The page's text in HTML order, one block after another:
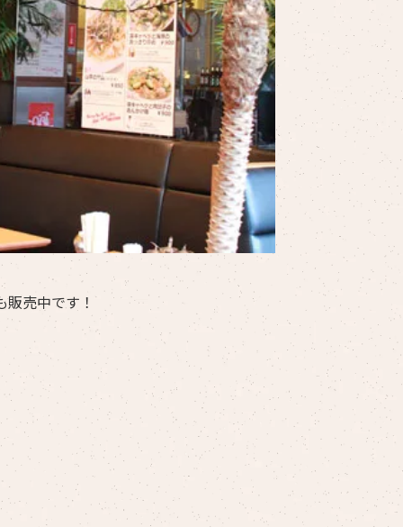
売中です！